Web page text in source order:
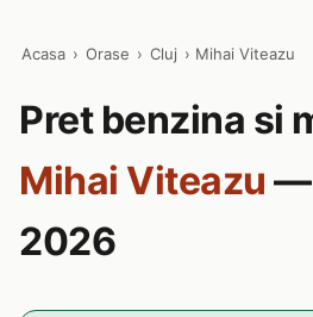
Acasa › Orase › Cluj › Mihai Viteazu
Pret benzina si
Mihai Viteazu —
2026